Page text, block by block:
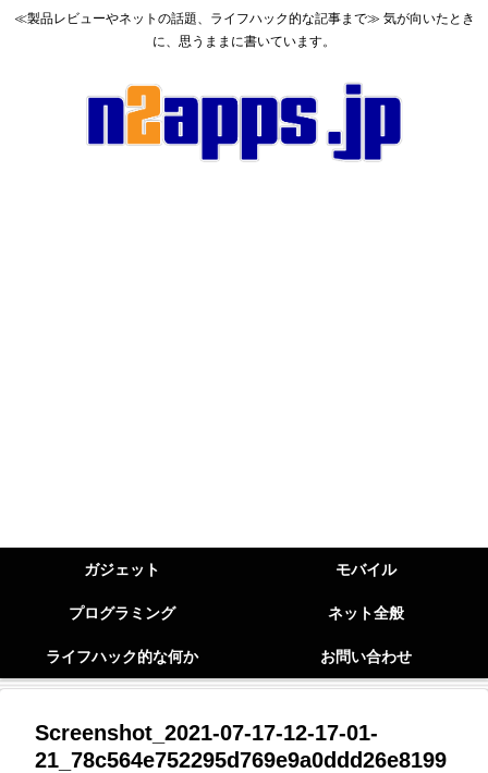
≪製品レビューやネットの話題、ライフハック的な記事まで≫ 気が向いたとき
に、思うままに書いています。
ガジェット モバイル
プログラミング ネット全般
ライフハック的な何か お問い合わせ
Screenshot_2021-07-17-12-17-01-
21_78c564e752295d769e9a0ddd26e8199